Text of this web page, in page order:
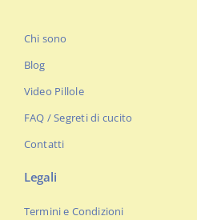
Chi sono
Blog
Video Pillole
FAQ / Segreti di cucito
Contatti
Legali
Termini e Condizioni